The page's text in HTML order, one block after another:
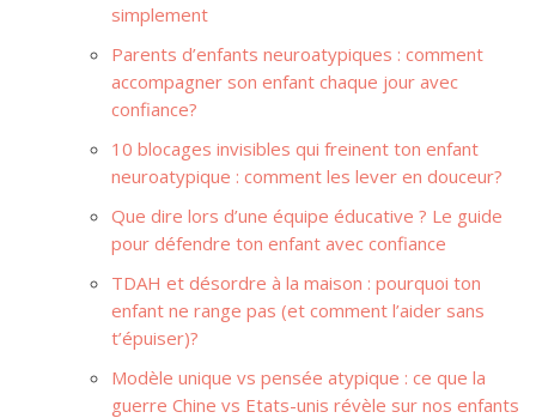
simplement
Parents d’enfants neuroatypiques : comment
accompagner son enfant chaque jour avec
confiance?
10 blocages invisibles qui freinent ton enfant
neuroatypique : comment les lever en douceur?
Que dire lors d’une équipe éducative ? Le guide
pour défendre ton enfant avec confiance
TDAH et désordre à la maison : pourquoi ton
enfant ne range pas (et comment l’aider sans
t’épuiser)?
Modèle unique vs pensée atypique : ce que la
guerre Chine vs Etats-unis révèle sur nos enfants